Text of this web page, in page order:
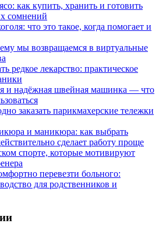
как купить, хранить и готовить
сомнений
что это такое, когда помогает и
мы возвращаемся в виртуальные
редкое лекарство: практическое
и надёжная швейная машинка — что
заказать парикмахерские тележки
и маникюра: как выбрать
сделает работу проще
спорте, которые мотивируют
перевезти больного:
для родственников и